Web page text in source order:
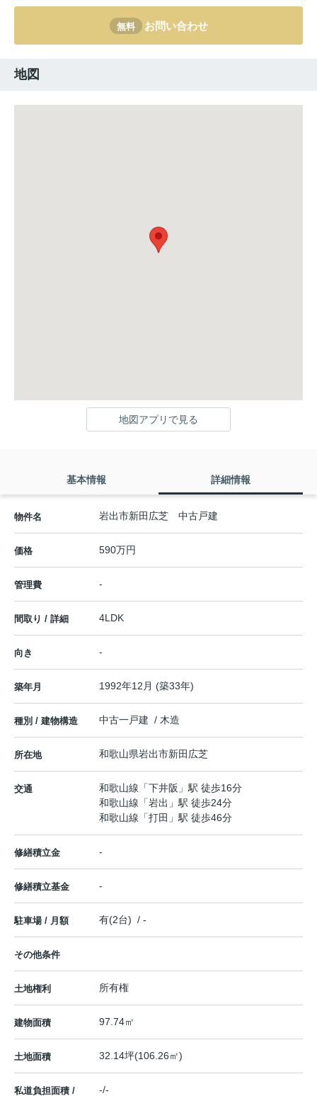
無料 お問い合わせ
地図
地図アプリで見る
基本情報 詳細情報
物件名 岩出市新田広芝 中古戸建
価格 590万円
管理費 -
間取り / 詳細 4LDK
向き -
築年月 1992年12月 (築33年)
種別 / 建物構造 中古一戸建 / 木造
所在地 和歌山県岩出市新田広芝
交通 和歌山線 「下井阪 」駅 徒歩16分
和歌山線 「岩出 」駅 徒歩24分
和歌山線 「打田 」駅 徒歩46分
修繕積立金 -
修繕積立基金 -
駐車場 / 月額 有(2台) / -
その他条件
土地権利 所有権
建物面積 97.74㎡
土地面積 32.14坪(106.26㎡)
私道負担面積 / -/-